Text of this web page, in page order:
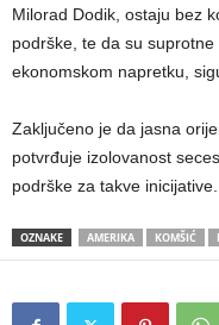
Milorad Dodik, ostaju bez
podrške, te da su
ekonomskom napretku,
Zaključeno je da jasna
potvrđuje izolovanost
podrške za takve inicijative.
OZNAKE AMERIKA KOMŠIĆ